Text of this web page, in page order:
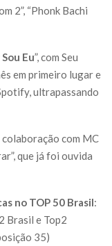
2”, “Phonk Bachi
Eu”, com Seu
em primeiro lugar e
ultrapassando
colaboração com MC
que já foi ouvida
no TOP 50 Brasil:
Brasil e Top2
35)